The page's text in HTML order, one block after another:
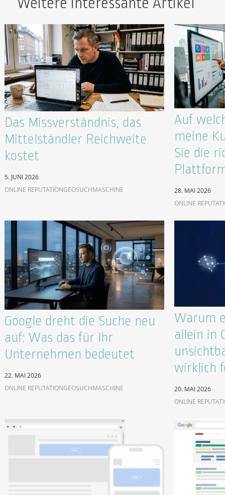
Das Missverständnis, das
Mittelständler Reichweite
kostet
5. JUNI 2026
ONLINE REPUTATIONGEOSUCHMASCHINE
Auf
meine
Sie die
28. MAI 2026
ONLINE
Google dreht die Suche neu
auf: Was das für Ihr
Unternehmen bedeutet
22. MAI 2026
ONLINE REPUTATIONGEOSUCHMASCHINE
Warum
allein in
wirklich
20. MAI 2026
ONLINE